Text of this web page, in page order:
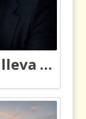
Carlos Manuel Vesga lleva el nombre de Colombia a los Emmy